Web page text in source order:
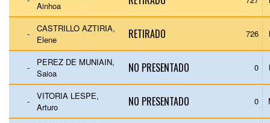
Ainhoa
-
CASTRILLO AZTIRIA,
Elene
RETIRADO 726
-
PEREZ DE MUNIAIN,
Saioa
NO PRESENTADO 0
-
VITORIA LESPE,
Arturo
NO PRESENTADO 0